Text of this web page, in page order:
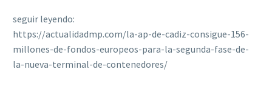
seguir leyendo:
https://actualidadmp.com/la-ap-de-cadiz-consigue-156-
millones-de-fondos-europeos-para-la-segunda-fase-de-
la-nueva-terminal-de-contenedores/